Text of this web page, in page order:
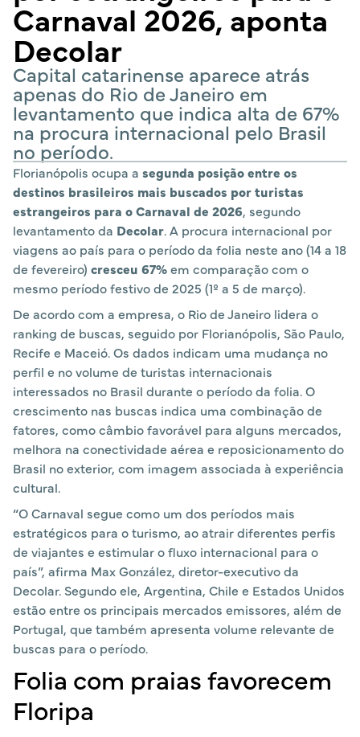
Carnaval 2026, aponta
Decolar
Capital catarinense aparece atrás
apenas do Rio de Janeiro em
levantamento que indica alta de 67%
na procura internacional pelo Brasil
no período.
Florianópolis ocupa a segunda posição entre os
destinos brasileiros mais buscados por turistas
estrangeiros para o Carnaval de 2026, segundo
levantamento da Decolar. A procura internacional por
viagens ao país para o período da folia neste ano (14 a 18
de fevereiro) cresceu 67%em comparação com o
mesmo período festivo de 2025 (1º a 5 de março).
De acordo com a empresa, o Rio de Janeiro lidera o
ranking de buscas, seguido por Florianópolis, São Paulo,
Recife e Maceió. Os dados indicam uma mudança no
perfil e no volume de turistas internacionais
interessados no Brasil durante o período da folia. O
crescimento nas buscas indica uma combinação de
fatores, como câmbio favorável para alguns mercados,
melhora na conectividade aérea e reposicionamento do
Brasil no exterior, com imagem associada à experiência
cultural.
“O Carnaval segue como um dos períodos mais
estratégicos para o turismo, ao atrair diferentes perfis
de viajantes e estimular o fluxo internacional para o
país”, afirma Max González, diretor-executivo da
Decolar. Segundo ele, Argentina, Chile e Estados Unidos
estão entre os principais mercados emissores, além de
Portugal, que também apresenta volume relevante de
buscas para o período.
Folia com praias favorecem
Floripa